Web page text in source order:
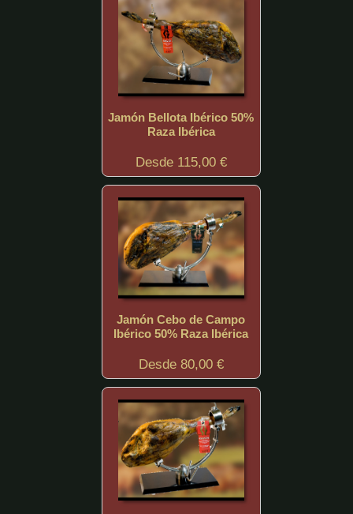
Jamón Bellota Ibérico 50%
Raza Ibérica
Desde 115,00 €
Jamón Cebo de Campo
Ibérico 50% Raza Ibérica
Desde 80,00 €